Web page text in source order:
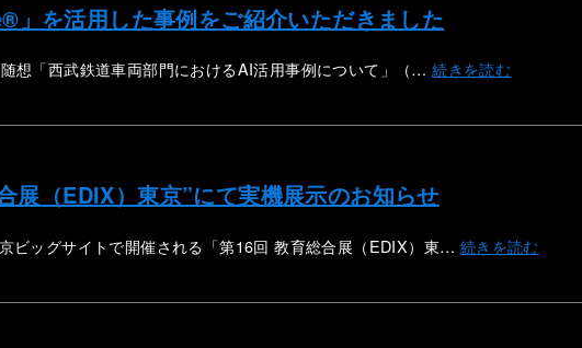
」を活用した事例をご紹介いただきました
想「西武鉄道車両部門におけるAI活用事例について」（…続きを読む
展（EDIX）東京”にて実機展示のお知らせ
ビッグサイトで開催される「第16回 教育総合展（EDIX）東… 続きを読む